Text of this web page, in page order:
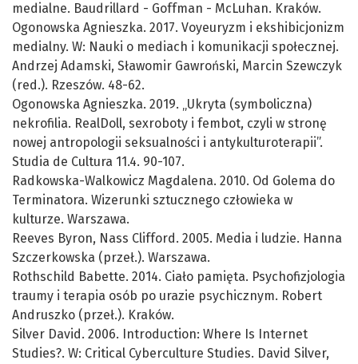
medialne. Baudrillard - Goffman - McLuhan. Kraków.
Ogonowska Agnieszka. 2017. Voyeuryzm i ekshibicjonizm
medialny. W: Nauki o mediach i komunikacji społecznej.
Andrzej Adamski, Sławomir Gawroński, Marcin Szewczyk
(red.). Rzeszów. 48-62.
Ogonowska Agnieszka. 2019. „Ukryta (symboliczna)
nekrofilia. RealDoll, sexroboty i fembot, czyli w stronę
nowej antropologii seksualności i antykulturoterapii”.
Studia de Cultura 11.4. 90-107.
Radkowska-Walkowicz Magdalena. 2010. Od Golema do
Terminatora. Wizerunki sztucznego człowieka w
kulturze. Warszawa.
Reeves Byron, Nass Clifford. 2005. Media i ludzie. Hanna
Szczerkowska (przeł.). Warszawa.
Rothschild Babette. 2014. Ciało pamięta. Psychofizjologia
traumy i terapia osób po urazie psychicznym. Robert
Andruszko (przeł.). Kraków.
Silver David. 2006. Introduction: Where Is Internet
Studies?. W: Critical Cyberculture Studies. David Silver,